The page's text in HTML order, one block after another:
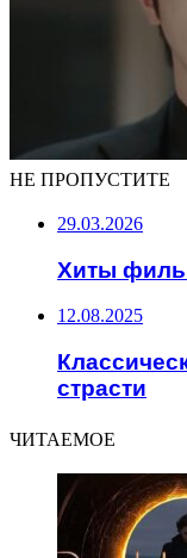
НЕ ПРОПУСТИТЕ
29.03.2026
Хиты
12.08.2025
страсти
ЧИТАЕМОЕ